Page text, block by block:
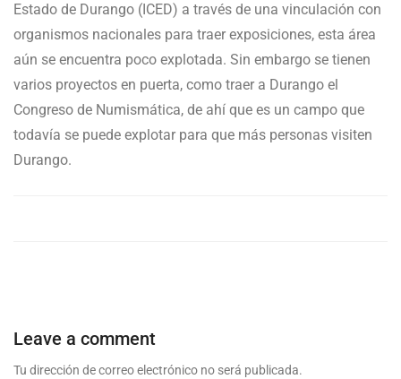
Estado de Durango (ICED) a través de una vinculación con
organismos nacionales para traer exposiciones, esta área
aún se encuentra poco explotada. Sin embargo se tienen
varios proyectos en puerta, como traer a Durango el
Congreso de Numismática, de ahí que es un campo que
todavía se puede explotar para que más personas visiten
Durango.
Leave a comment
Tu dirección de correo electrónico no será publicada.